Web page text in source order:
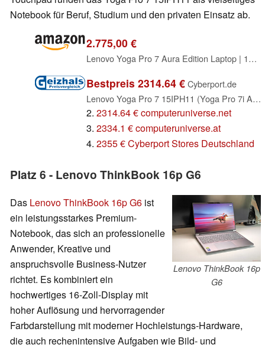
Notebook für Beruf, Studium und den privaten Einsatz ab.
2.775,00 €
Lenovo Yoga Pro 7 Aura Edition Laptop | 15.3" WQXGA OLED Touch Display | Intel Core Ultra 9 386H | 32GB RAM | 1TB SSD | NVIDIA GeForce RTX 5060 | Windows 11 | QWERTZ | Grau | 3 Monate Premium Care
Bestpreis 2314.64 € Cyberport.de
Lenovo Yoga Pro 7 15IPH11 (Yoga Pro 7i Aura Edition), Luna Grey, Core Ultra 9 386H, 32GB RAM, 1TB SSD, GeForce RTX 5060, DE (83SN001TGE)
2. 2314.64 € computeruniverse.net
3. 2334.1 € computeruniverse.at
4. 2355 € Cyberport Stores Deutschland
Platz 6 - Lenovo ThinkBook 16p G6
Lenovo ThinkBook 16p
G6
Das Lenovo ThinkBook 16p G6 ist
ein leistungsstarkes Premium-
Notebook, das sich an professionelle
Anwender, Kreative und
anspruchsvolle Business-Nutzer
richtet. Es kombiniert ein
hochwertiges 16-Zoll-Display mit
hoher Auflösung und hervorragender
Farbdarstellung mit moderner Hochleistungs-Hardware,
die auch rechenintensive Aufgaben wie Bild- und